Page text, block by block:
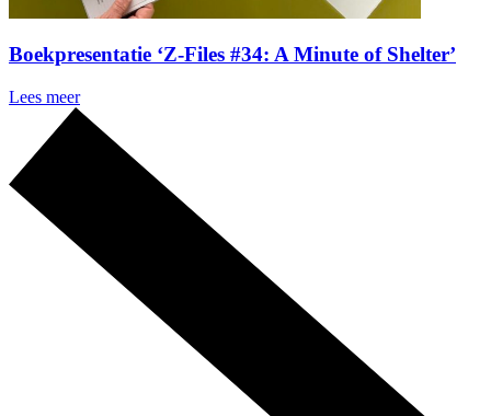
Boekpresentatie ‘Z-Files #34: A Minute of Shelter’
Lees meer